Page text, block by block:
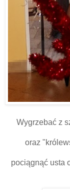
Wygrzebać z
oraz
pociągnąć usta